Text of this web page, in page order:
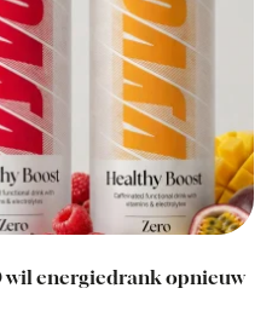
wil energiedrank opnieuw